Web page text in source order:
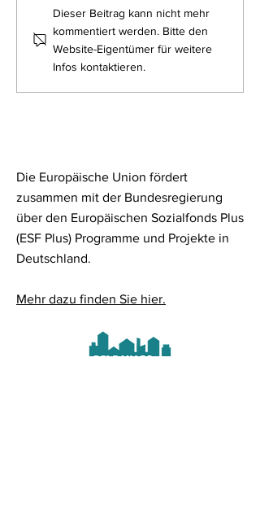
WEHENDES
WILLKOMMEN ZUM
CHALLENGE ROTH
Dieser Beitrag kann nicht mehr
kommentiert werden. Bitte den
Website-Eigentümer für weitere
Infos kontaktieren.
Die Europäische Union fördert
zusammen mit der Bundesregierung
über den Europäischen Sozialfonds Plus
(ESF Plus) Programme und Projekte in
Deutschland.
Mehr dazu finden Sie hier.